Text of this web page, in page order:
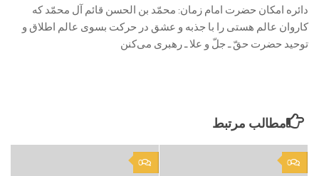
دائره امكان حضرت امام زمان: محمّد بن الحسن قائم آل محمّد كه
كاروان عالم هستى را با جذبه و عشق در حركت بسوى عالم اطلاق و
توحید حضرت حقّ ـ جلّ و علا ـ رهبرى مى‌كنن
مطالب مرتبط
0 0